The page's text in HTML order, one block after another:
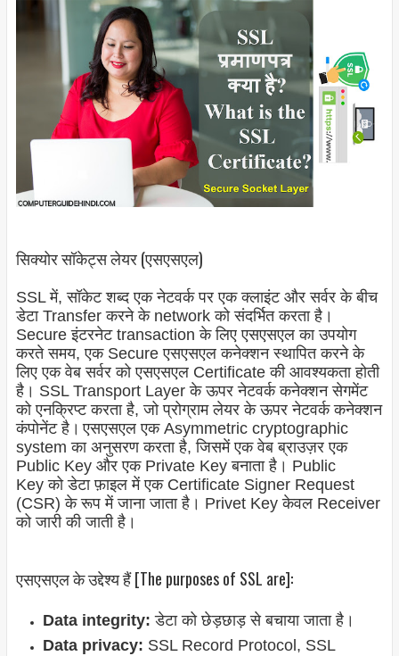
सिक्योर सॉकेट्स लेयर (एसएसएल)
SSL में, सॉकेट शब्द एक नेटवर्क पर एक क्लाइंट और सर्वर के बीच
डेटा Transfer करने के network को संदर्भित करता है।
Secure इंटरनेट transaction के लिए एसएसएल का उपयोग
करते समय, एक Secure एसएसएल कनेक्शन स्थापित करने के
लिए एक वेब सर्वर को एसएसएल Certificate की आवश्यकता होती
है। SSL Transport Layer के ऊपर नेटवर्क कनेक्शन सेगमेंट
को एनक्रिप्ट करता है, जो प्रोग्राम लेयर के ऊपर नेटवर्क कनेक्शन
कंपोनेंट है। एसएसएल एक Asymmetric cryptographic
system का अनुसरण करता है, जिसमें एक वेब ब्राउज़र एक
Public Key और एक Private Key बनाता है। Public
Key को डेटा फ़ाइल में एक Certificate Signer Request
(CSR) के रूप में जाना जाता है। Privet Key केवल Receiver
को जारी की जाती है।
एसएसएल के उद्देश्य हैं [The purposes of SSL are]:
Data integrity: डेटा को छेड़छाड़ से बचाया जाता है।
Data privacy: SSL Record Protocol, SSL